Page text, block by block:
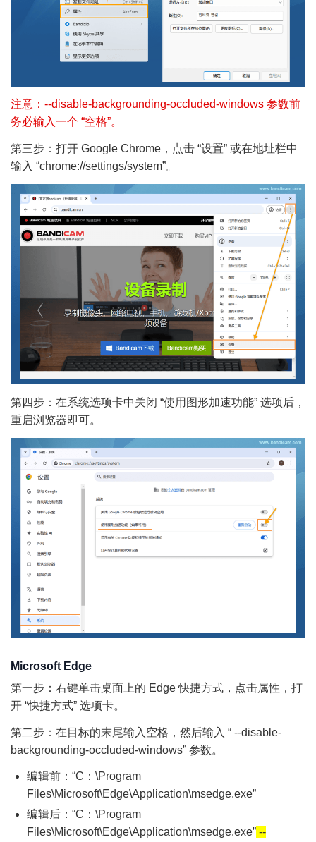
注意：--disable-backgrounding-occluded-windows 参数前
务必输入一个 “空格”。
第三步：打开 Google Chrome，点击 “设置” 或在地址栏中
输入 “chrome://settings/system”。
第四步：在系统选项卡中关闭 “使用图形加速功能” 选项后，
重启浏览器即可。
Microsoft Edge
第一步：右键单击桌面上的 Edge 快捷方式，点击属性，打
开 “快捷方式” 选项卡。
第二步：在目标的末尾输入空格，然后输入 “ --disable-
backgrounding-occluded-windows” 参数。
编辑前：“C：\Program
Files\Microsoft\Edge\Application\msedge.exe”
编辑后：“C：\Program
Files\Microsoft\Edge\Application\msedge.exe” --